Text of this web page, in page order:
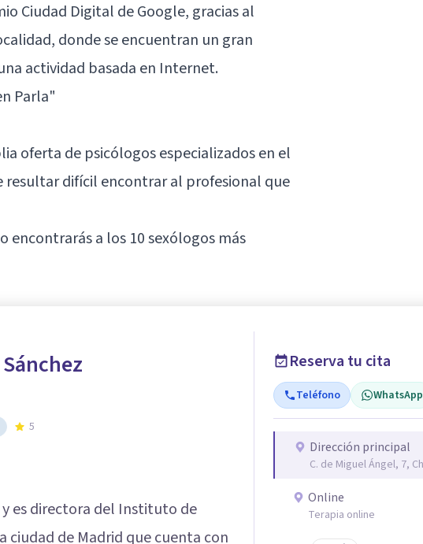
Ciudad Digital de Google, gracias al
donde se encuentran un gran
actividad basada en Internet.
Parla"
oferta de psicólogos especializados en el
resultar difícil encontrar al profesional que
encontrarás a los 10 sexólogos más
5
es directora del Instituto de
ciudad de Madrid que cuenta con
Reserva tu cita
Teléfono WhatsApp
Dirección principal
C. de Miguel Ángel, 7,
Online
Terapia online